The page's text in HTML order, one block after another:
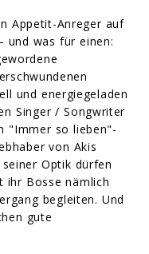
Appetit-Anreger auf
und was für einen:
und energiegeladen
Singer / Songwriter
"Immer so lieben"-
von Akis
Optik dürfen
ihr Bosse nämlich
begleiten. Und
gute